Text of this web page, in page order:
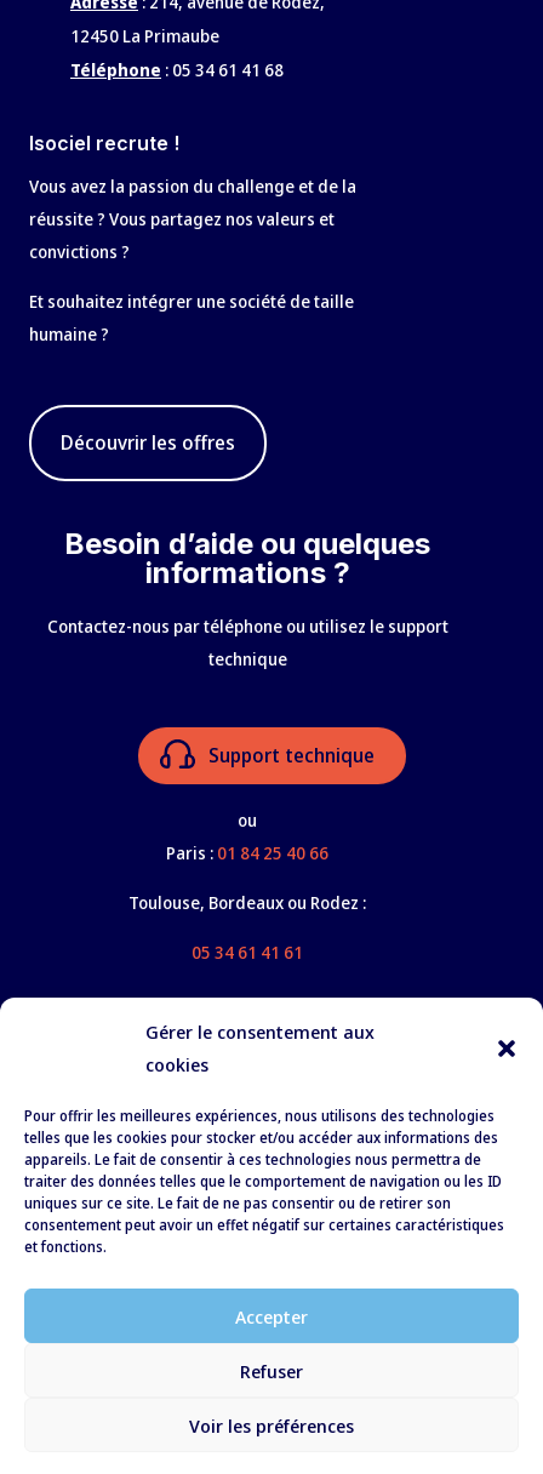
Gérer le consentement aux
cookies
Pour offrir les meilleures expériences, nous utilisons des technologies
telles que les cookies pour stocker et/ou accéder aux informations des
appareils. Le fait de consentir à ces technologies nous permettra de
traiter des données telles que le comportement de navigation ou les ID
uniques sur ce site. Le fait de ne pas consentir ou de retirer son
consentement peut avoir un effet négatif sur certaines caractéristiques
et fonctions.
Accepter
Refuser
Voir les préférences
12450 La Primaube
Téléphone : 05 34 61 41 68
Isociel recrute !
Vous avez la passion du challenge et de la
réussite ? Vous partagez nos valeurs et
convictions ?
Et souhaitez intégrer une société de taille
humaine ?
Découvrir les offres
Besoin d’aide ou quelques
informations ?
Contactez-nous par téléphone ou utilisez le support
technique
Support technique
ou
Paris : 01 84 25 40 66
Toulouse, Bordeaux ou Rodez :
05 34 61 41 61
À propos
Formation
Recrutement
Contact